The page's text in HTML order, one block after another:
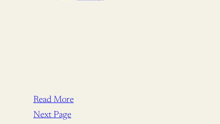
Read More
Next Page